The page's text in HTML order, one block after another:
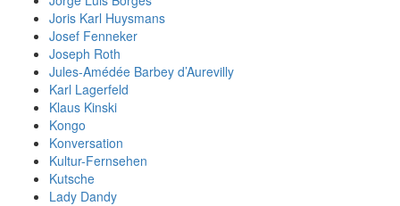
Joris Karl Huysmans
Josef Fenneker
Joseph Roth
Jules-Amédée Barbey d’Aurevilly
Karl Lagerfeld
Klaus Kinski
Kongo
Konversation
Kultur-Fernsehen
Kutsche
Lady Dandy